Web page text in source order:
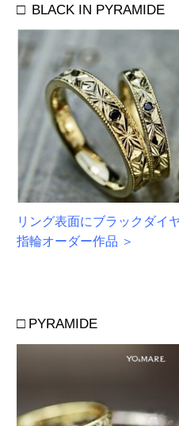
□ BLACK IN PYRAMIDE
リング表面にブラックダイ
指輪オーダー作品 ＞
□ PYRAMIDE